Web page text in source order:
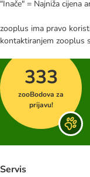
"Inače" = Najniža cijena
zooplus ima pravo
kontaktiranjem zooplus
333
zooBodova za
prijavu!
Servis